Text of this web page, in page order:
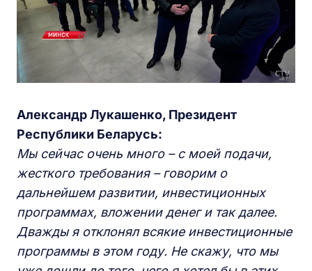
Александр Лукашенко, Президент
Республики Беларусь:
Мы сейчас очень много – с моей подачи,
жесткого требования – говорим о
дальнейшем развитии, инвестиционных
программах, вложении денег и так далее.
Дважды я отклонял всякие инвестиционные
программы в этом году. Не скажу, что мы